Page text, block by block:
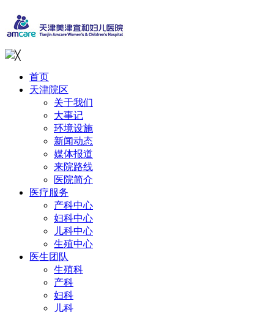
╳
首页
天津院区
关于我们
大事记
环境设施
新闻动态
媒体报道
来院路线
医院简介
医疗服务
产科中心
妇科中心
儿科中心
生殖中心
医生团队
生殖科
产科
妇科
儿科